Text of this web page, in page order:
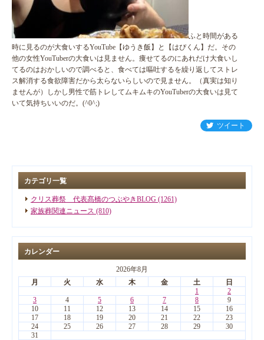
ふと時間がある
時に見るのが大食いするYouTube【ゆうき飯】と【はぴくん】だ。その
他の女性YouTuberの大食いは見ません。痩せてるのにあれだけ大食いし
てるのはおかしいので調べると、食べては嘔吐するを繰り返してストレ
ス解消する食欲障害だから太らないらしいので見ません。（真実は知り
ませんが）しかし男性で筋トレしてムキムキのYouTuberの大食いは見て
いて気持ちいいのだ。(^0^;)
ツイート
カテゴリ一覧
クリス葬祭 代表髙橋のつぶやきBLOG (1261)
家族葬関連ニュース (810)
カレンダー
2026年8月
月
火 水 木 金 土
日
1
2
3
4 5 6 7 8
9
10
11 12 13 14 15
16
17
18 19 20 21 22
23
24
25 26 27 28 29
30
31